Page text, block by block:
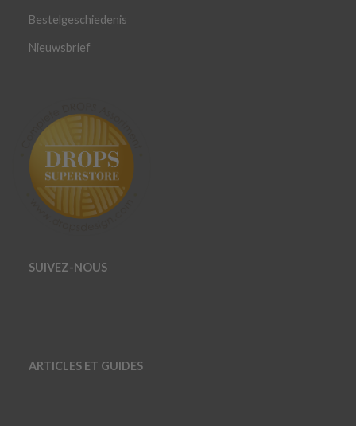
Bestelgeschiedenis
Nieuwsbrief
SUIVEZ-NOUS
ARTICLES ET GUIDES